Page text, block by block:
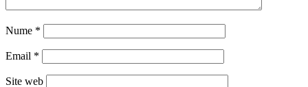
Nume *
Email *
Site web